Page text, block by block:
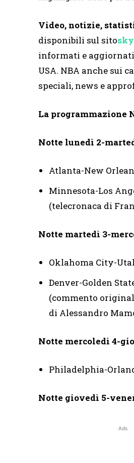
Video, notizie,
disponibili sul sito
informati e
USA. NBA anche sui
speciali, news e
La programmazione
Notte lunedì 2-
Atlanta-New
Minnesota-Los
(telecronaca di
Notte martedì 3-
Oklahoma City-
Denver-Golden
(commento
di Alessandro
Notte mercoledì 4-
Philadelphia-
Notte giovedì 5-
Ads